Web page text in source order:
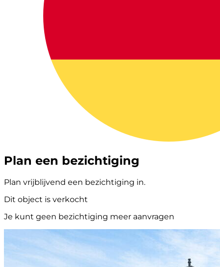
Plan een bezichtiging
Plan vrijblijvend een bezichtiging in.
Dit object is verkocht
Je kunt geen bezichtiging meer aanvragen